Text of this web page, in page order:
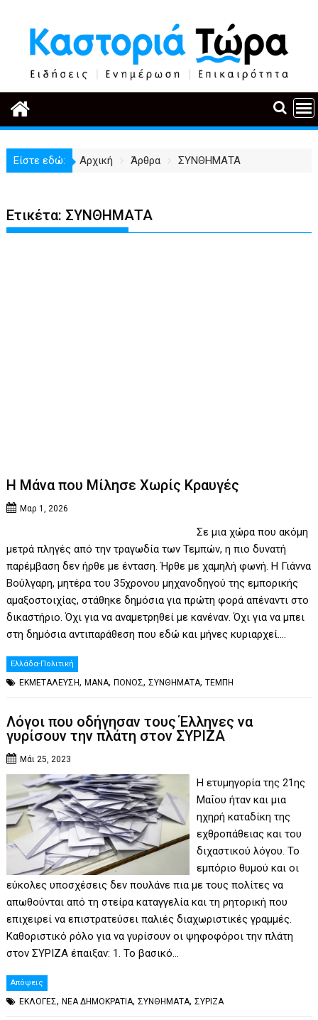
περιεχόμενο
Είστε εδώ: Αρχική Άρθρα ΣΥΝΘΗΜΑΤΑ
Ετικέτα: ΣΥΝΘΗΜΑΤΑ
Η Μάνα που Μίλησε Χωρίς Κραυγές
Μαρ 1, 2026
Σε μια χώρα που ακόμη
μετρά πληγές από την τραγωδία των Τεμπών, η πιο δυνατή
παρέμβαση δεν ήρθε με ένταση. Ήρθε με χαμηλή φωνή. Η Γιάννα
Βούλγαρη, μητέρα του 35χρονου μηχανοδηγού της εμπορικής
αμαξοστοιχίας, στάθηκε δημόσια για πρώτη φορά απέναντι στο
δικαστήριο. Όχι για να αναμετρηθεί με κανέναν. Όχι για να μπει
στη δημόσια αντιπαράθεση που εδώ και μήνες κυριαρχεί.…
Ελλάδα-Πολιτική
ΕΚΜΕΤΑΛΕΥΣΗ,ΜΑΝΑ,ΠΟΝΟΣ,ΣΥΝΘΗΜΑΤΑ,ΤΕΜΠΗ
Λόγοι που οδήγησαν τους Έλληνες να
γυρίσουν την πλάτη στον ΣΥΡΙΖΑ
Μάι 25, 2023
Η ετυμηγορία της 21ης
Μαΐου ήταν και μια
ηχηρή καταδίκη της
εχθροπάθειας και του
διχαστικού λόγου. Το
εμπόριο θυμού και οι
εύκολες υποσχέσεις δεν πουλάνε πια με τους πολίτες να
απωθούνται από τη στείρα καταγγελία και τη ρητορική που
επιχειρεί να επιστρατεύσει παλιές διαχωριστικές γραμμές.
Καθοριστικό ρόλο για να γυρίσουν οι ψηφοφόροι την πλάτη
στον ΣΥΡΙΖΑ έπαιξαν: 1. Το βασικό…
Απόψεις
ΕΚΛΟΓΕΣ,ΝΕΑ ΔΗΜΟΚΡΑΤΙΑ,ΣΥΝΘΗΜΑΤΑ,ΣΥΡΙΖΑ